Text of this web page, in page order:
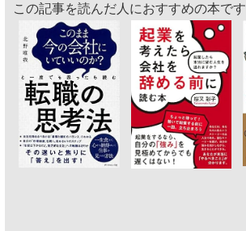
この記事を読んだ人におすすめの本です